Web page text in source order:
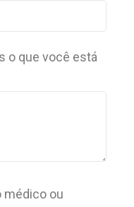
o que você está
médico ou